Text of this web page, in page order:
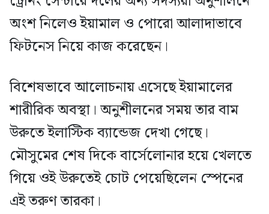
অংশ নিলেও ইয়ামাল ও পোরো আলাদাভাবে
ফিটনেস নিয়ে কাজ করেছেন।
বিশেষভাবে আলোচনায় এসেছে ইয়ামালের
শারীরিক অবস্থা। অনুশীলনের সময় তার বাম
উরুতে ইলাস্টিক ব্যান্ডেজ দেখা গেছে।
মৌসুমের শেষ দিকে বার্সেলোনার হয়ে খেলতে
গিয়ে ওই উরুতেই চোট পেয়েছিলেন স্পেনের
এই তরুণ তারকা।